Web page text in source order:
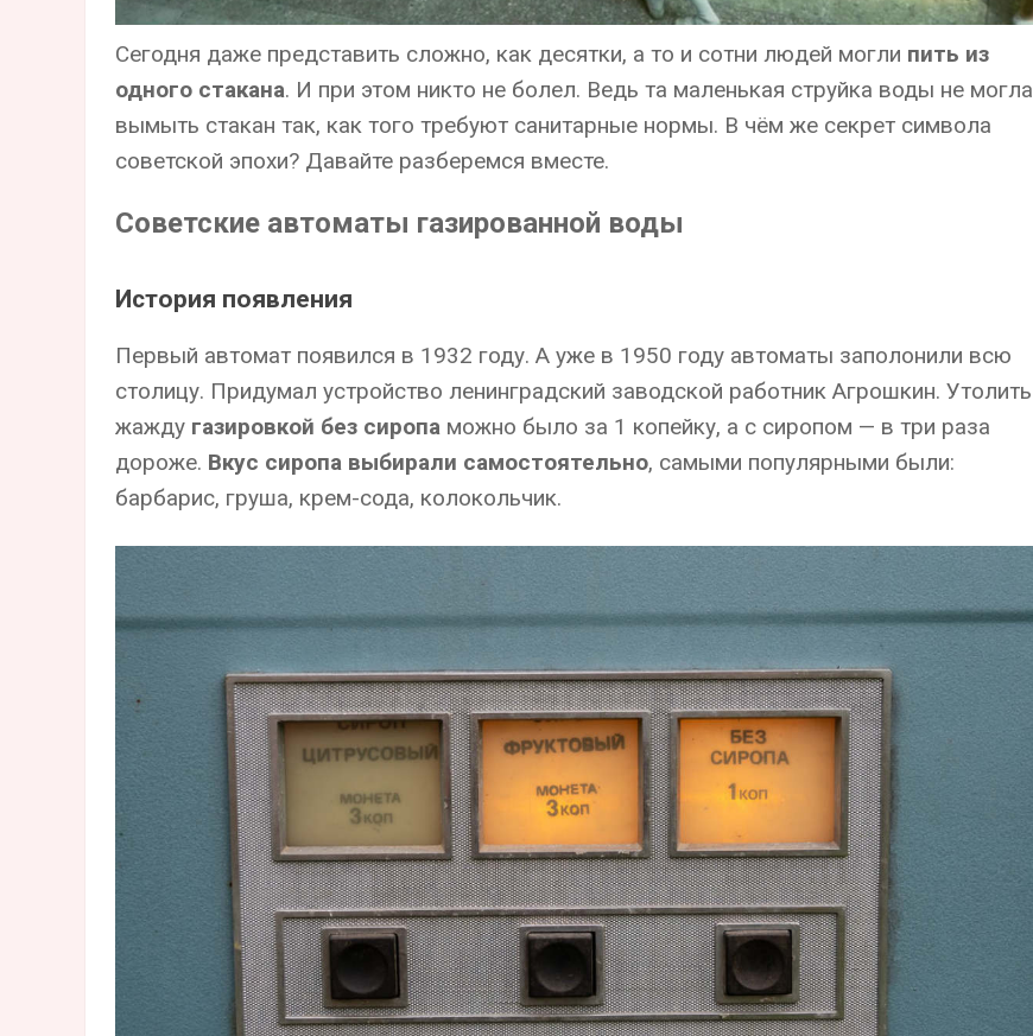
Сегодня даже представить сложно, как десятки, а то и сотни людей могли пить из
одного стакана. И при этом никто не болел. Ведь та маленькая струйка воды не могла
вымыть стакан так, как того требуют санитарные нормы. В чём же секрет символа
советской эпохи? Давайте разберемся вместе.
Советские автоматы газированной воды
История появления
Первый автомат появился в 1932 году. А уже в 1950 году автоматы заполонили всю
столицу. Придумал устройство ленинградский заводской работник Агрошкин. Утолить
жажду газировкой без сиропа можно было за 1 копейку, а с сиропом — в три раза
дороже. Вкус сиропа выбирали самостоятельно, самыми популярными были:
барбарис, груша, крем-сода, колокольчик.